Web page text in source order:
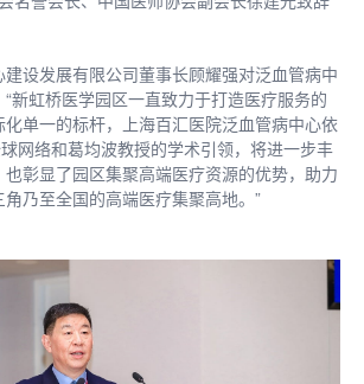
设发展有限公司董事长顾耀强对泛血管病中
新虹桥医学园区一直致力于打造医疗服务的
单一的标杆，上海百汇医院泛血管病中心依
网络和葛均波教授的学术引领，将进一步丰
彰显了园区集聚高端医疗资源的优势，助力
乃至全国的高端医疗集聚高地。”